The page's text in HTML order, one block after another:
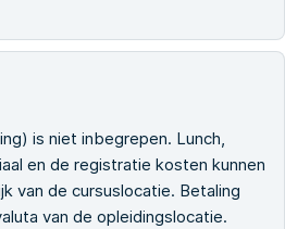
is niet inbegrepen. Lunch,
en de registratie kosten kunnen
van de cursuslocatie. Betaling
van de opleidingslocatie.